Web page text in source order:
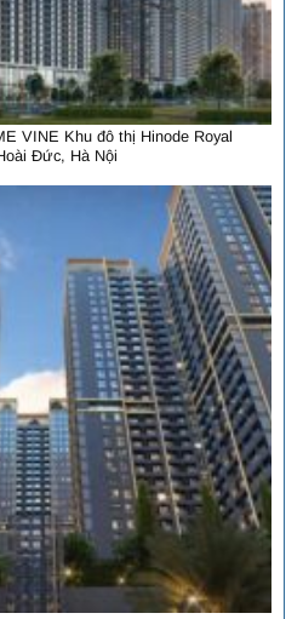
VINE Khu đô thị Hinode Royal
Đức, Hà Nội